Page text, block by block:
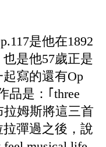
是他在1892
是他57歲正是
寫的還有Op
品是：｢three
拉姆斯將這三首
彈過之後，說